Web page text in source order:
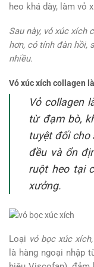
heo khá dày, làm vỏ
Sau này, vỏ xúc xích
hơn, có tính đàn hồi,
nhiều.
Vỏ xúc xích collagen
Vỏ collagen
từ đạm bò,
tuyệt đối cho
đều và ổn
ruột heo tại
xưởng.
Loại vỏ bọc xúc
là hàng ngoại nhập